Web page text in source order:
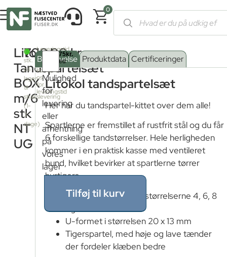
0
Forside/Shop/Værktøj
Litokol
Tandspartelsæt
BOX
m/6
stk
NT
UG
700,00kr.
1
stk.
på
lager
til
strakslevering
(1-
3
dage)
Leveringstid
fra
fjernlager:
Kontakt
os
for
leveringstid
Mulighed
for
levering
eller
afhentning
på
vores
lager
Tilføj til kurv
Beskrivelse Produktdata Certificeringer
Litokol tandspartelsæt
Her har du tandspartel-kittet over dem alle!
Spartlerne er fremstillet af rustfrit stål og du får
6 forskellige tandstørrelser. Hele herligheden
kommer i en praktisk kasse med ventileret
bund, hvilket bevirker at spartlerne tørrer
hurtigere.
Kvadratiske tænder i størrelserne 4, 6, 8
og 10 mm
U-formet i størrelsen 20 x 13 mm
Tigerspartel, med høje og lave tænder
der fordeler klæben bedre